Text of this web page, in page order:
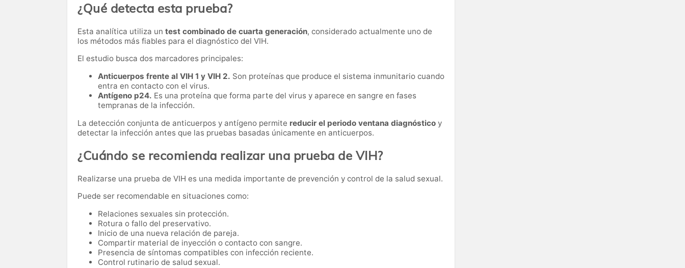
¿Qué detecta esta prueba?
Esta analítica utiliza un test combinado de cuarta generación, considerado actualmente uno de
los métodos más fiables para el diagnóstico del VIH.
El estudio busca dos marcadores principales:
Anticuerpos frente al VIH 1 y VIH 2. Son proteínas que produce el sistema inmunitario cuando
entra en contacto con el virus.
Antígeno p24. Es una proteína que forma parte del virus y aparece en sangre en fases
tempranas de la infección.
La detección conjunta de anticuerpos y antígeno permite reducir el periodo ventana diagnóstico y
detectar la infección antes que las pruebas basadas únicamente en anticuerpos.
¿Cuándo se recomienda realizar una prueba de VIH?
Realizarse una prueba de VIH es una medida importante de prevención y control de la salud sexual.
Puede ser recomendable en situaciones como:
Relaciones sexuales sin protección.
Rotura o fallo del preservativo.
Inicio de una nueva relación de pareja.
Compartir material de inyección o contacto con sangre.
Presencia de síntomas compatibles con infección reciente.
Control rutinario de salud sexual.